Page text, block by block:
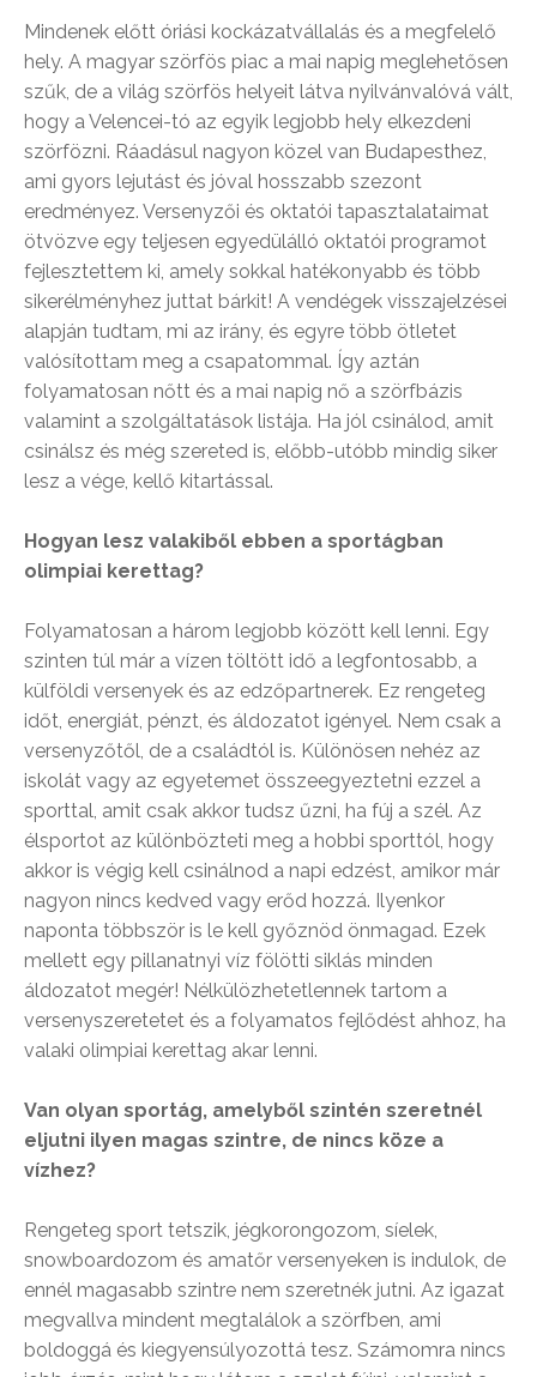
Mindenek előtt óriási kockázatvállalás és a megfelelő
hely. A magyar szörfös piac a mai napig meglehetősen
szűk, de a világ szörfös helyeit látva nyilvánvalóvá vált,
hogy a Velencei-tó az egyik legjobb hely elkezdeni
szörfözni. Ráadásul nagyon közel van Budapesthez,
ami gyors lejutást és jóval hosszabb szezont
eredményez. Versenyzői és oktatói tapasztalataimat
ötvözve egy teljesen egyedülálló oktatói programot
fejlesztettem ki, amely sokkal hatékonyabb és több
sikerélményhez juttat bárkit! A vendégek visszajelzései
alapján tudtam, mi az irány, és egyre több ötletet
valósítottam meg a csapatommal. Így aztán
folyamatosan nőtt és a mai napig nő a szörfbázis
valamint a szolgáltatások listája. Ha jól csinálod, amit
csinálsz és még szereted is, előbb-utóbb mindig siker
lesz a vége, kellő kitartással.
Hogyan lesz valakiből ebben a sportágban
olimpiai kerettag?
Folyamatosan a három legjobb között kell lenni. Egy
szinten túl már a vízen töltött idő a legfontosabb, a
külföldi versenyek és az edzőpartnerek. Ez rengeteg
időt, energiát, pénzt, és áldozatot igényel. Nem csak a
versenyzőtől, de a családtól is. Különösen nehéz az
iskolát vagy az egyetemet összeegyeztetni ezzel a
sporttal, amit csak akkor tudsz űzni, ha fúj a szél. Az
élsportot az különbözteti meg a hobbi sporttól, hogy
akkor is végig kell csinálnod a napi edzést, amikor már
nagyon nincs kedved vagy erőd hozzá. Ilyenkor
naponta többször is le kell győznöd önmagad. Ezek
mellett egy pillanatnyi víz fölötti siklás minden
áldozatot megér! Nélkülözhetetlennek tartom a
versenyszeretetet és a folyamatos fejlődést ahhoz, ha
valaki olimpiai kerettag akar lenni.
Van olyan sportág, amelyből szintén szeretnél
eljutni ilyen magas szintre, de nincs köze a
vízhez?
Rengeteg sport tetszik, jégkorongozom, síelek,
snowboardozom és amatőr versenyeken is indulok, de
ennél magasabb szintre nem szeretnék jutni. Az igazat
megvallva mindent megtalálok a szörfben, ami
boldoggá és kiegyensúlyozottá tesz. Számomra nincs